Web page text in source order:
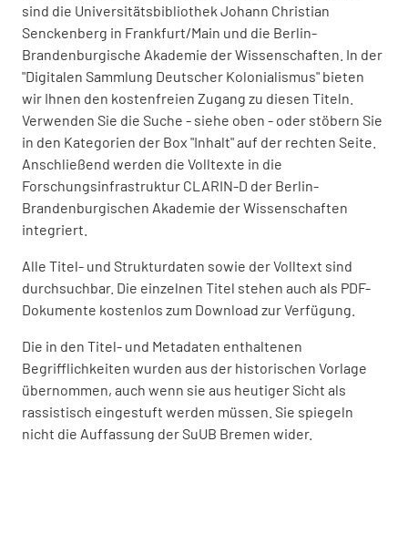
sind die Universitätsbibliothek Johann Christian
Senckenberg in Frankfurt/Main und die Berlin-
Brandenburgische Akademie der Wissenschaften. In der
"Digitalen Sammlung Deutscher Kolonialismus" bieten
wir Ihnen den kostenfreien Zugang zu diesen Titeln.
Verwenden Sie die Suche - siehe oben - oder stöbern Sie
in den Kategorien der Box "Inhalt" auf der rechten Seite.
Anschließend werden die Volltexte in die
Forschungsinfrastruktur CLARIN-D der Berlin-
Brandenburgischen Akademie der Wissenschaften
integriert.
Alle Titel- und Strukturdaten sowie der Volltext sind
durchsuchbar. Die einzelnen Titel stehen auch als PDF-
Dokumente kostenlos zum Download zur Verfügung.
Die in den Titel- und Metadaten enthaltenen
Begrifflichkeiten wurden aus der historischen Vorlage
übernommen, auch wenn sie aus heutiger Sicht als
rassistisch eingestuft werden müssen. Sie spiegeln
nicht die Auffassung der SuUB Bremen wider.